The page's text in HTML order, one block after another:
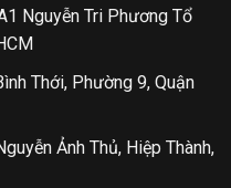
Nguyễn Tri Phương Tổ
Thới, Phường 9, Quận
Ảnh Thủ, Hiệp Thành,